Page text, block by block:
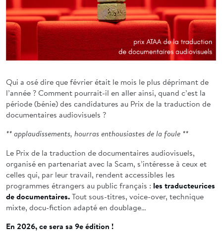
Qui a osé dire que février était le mois le plus déprimant de
l’année ? Comment pourrait-il en aller ainsi, quand c’est la
période (bénie) des candidatures au Prix de la traduction de
documentaires audiovisuels ?
** applaudissements, hourras enthousiastes de la foule **
Le Prix de la traduction de documentaires audiovisuels,
organisé en partenariat avec la Scam, s’intéresse à ceux et
celles qui, par leur travail, rendent accessibles les
programmes étrangers au public français : les traducteurices
de documentaires.Tout sous-titres, voice-over, technique
mixte, docu-fiction adapté en doublage…
En 2026, ce sera sa 9e édition !